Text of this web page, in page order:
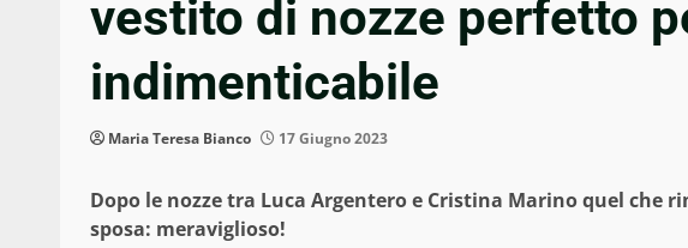
vestito di nozze perfetto
indimenticabile
Maria Teresa Bianco 17 Giugno 2023
Dopo le nozze tra Luca Argentero e Cristina Marino quel che
sposa: meraviglioso!